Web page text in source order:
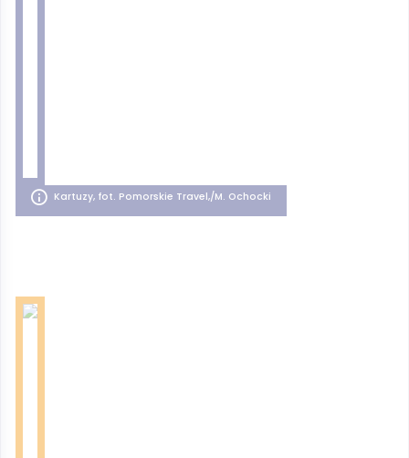
Kartuzy, fot. Pomorskie Travel,/M. Ochocki